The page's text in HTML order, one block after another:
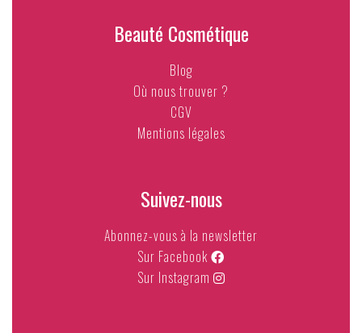
Beauté Cosmétique
Blog
Où nous trouver ?
CGV
Mentions légales
Suivez-nous
Abonnez-vous à la newsletter
Sur Facebook
Sur Instagram